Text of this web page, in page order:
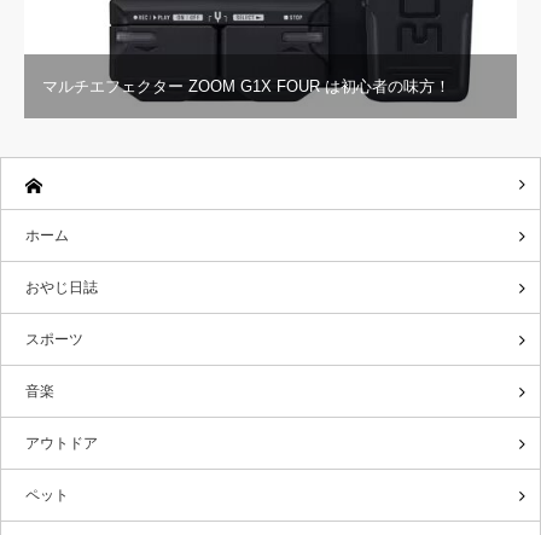
マルチエフェクター ZOOM G1X FOUR は初心者の味方！
ホーム
おやじ日誌
スポーツ
音楽
アウトドア
ペット